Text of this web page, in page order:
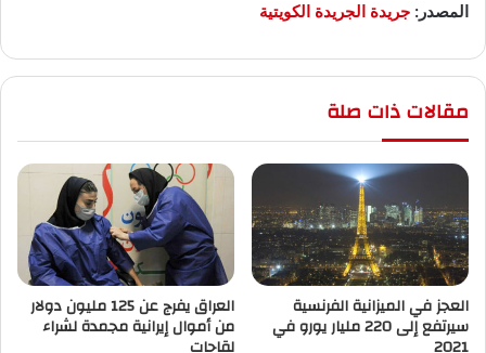
المصدر: جريدة الجريدة الكويتية
مقالات ذات صلة
العجز في الميزانية الفرنسية
سيرتفع إلى 220 مليار يورو في
العراق يفرج عن 125 مليون دولار
من أموال إيرانية مجمدة لشراء